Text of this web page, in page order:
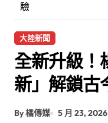
驗
大陸新聞
全新升級！
新」解鎖古
By 橘傳媒 5 月 23, 2026